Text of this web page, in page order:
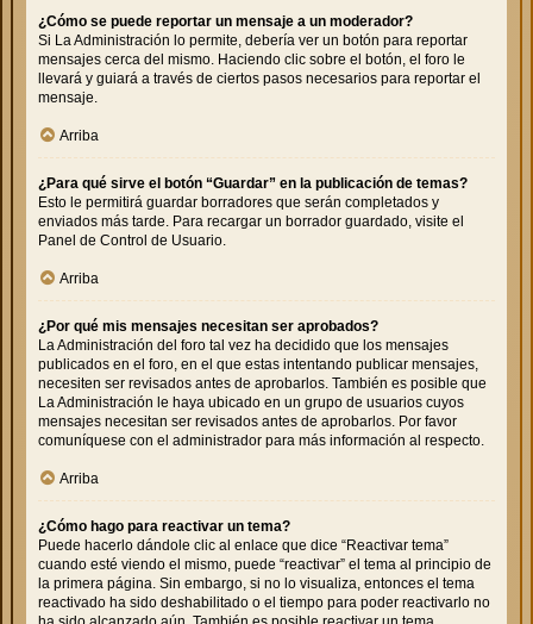
¿Cómo se puede reportar un mensaje a un moderador?
Si La Administración lo permite, debería ver un botón para reportar
mensajes cerca del mismo. Haciendo clic sobre el botón, el foro le
llevará y guiará a través de ciertos pasos necesarios para reportar el
mensaje.
Arriba
¿Para qué sirve el botón “Guardar” en la publicación de temas?
Esto le permitirá guardar borradores que serán completados y
enviados más tarde. Para recargar un borrador guardado, visite el
Panel de Control de Usuario.
Arriba
¿Por qué mis mensajes necesitan ser aprobados?
La Administración del foro tal vez ha decidido que los mensajes
publicados en el foro, en el que estas intentando publicar mensajes,
necesiten ser revisados antes de aprobarlos. También es posible que
La Administración le haya ubicado en un grupo de usuarios cuyos
mensajes necesitan ser revisados antes de aprobarlos. Por favor
comuníquese con el administrador para más información al respecto.
Arriba
¿Cómo hago para reactivar un tema?
Puede hacerlo dándole clic al enlace que dice “Reactivar tema”
cuando esté viendo el mismo, puede “reactivar” el tema al principio de
la primera página. Sin embargo, si no lo visualiza, entonces el tema
reactivado ha sido deshabilitado o el tiempo para poder reactivarlo no